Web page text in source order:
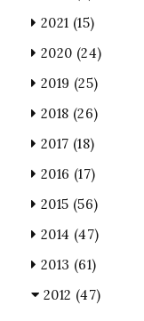
2021 (15)
2020 (24)
2019 (25)
2018 (26)
2017 (18)
2016 (17)
2015 (56)
2014 (47)
2013 (61)
2012 (47)